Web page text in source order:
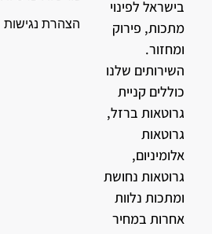
בישראל לפינוי
מתכות, פירוק
ומחזור.
השירותים שלנו
כוללים קניית
גרוטאות ברזל,
גרוטאות
אלומיניום,
גרוטאות נחושת
ומתכות נלוות
אחרות במחיר
הצהרת נגישות